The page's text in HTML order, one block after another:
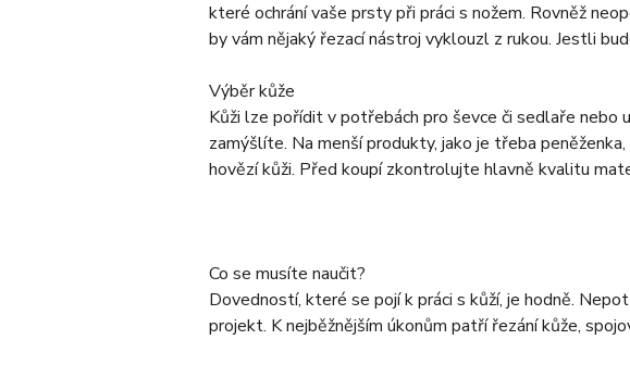
které ochrání vaše prsty při práci s nožem. Rovněž
by vám nějaký řezací nástroj vyklouzl z rukou. Jestli
Výběr kůže
Kůži lze pořídit v potřebách pro ševce či sedlaře nebo
zamýšlíte. Na menší produkty, jako je třeba
hovězí kůži. Před koupí zkontrolujte hlavně kvalitu
Co se musíte naučit?
Dovedností, které se pojí k práci s kůží, je hodně.
projekt. K nejběžnějším úkonům patří řezání kůže,